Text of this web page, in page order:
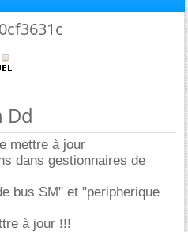
Dd
mettre à jour
dans gestionnaires de
bus SM" et "peripherique
à jour !!!